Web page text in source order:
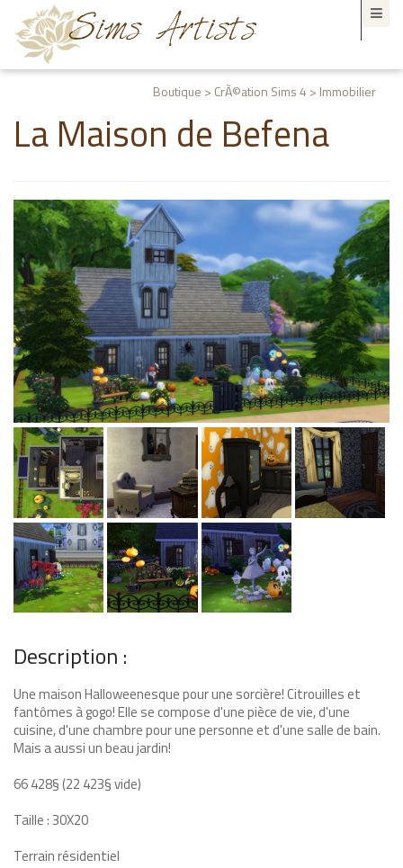
Boutique > CrÃ©ation Sims 4 > Immobilier
La Maison de Befena
Description :
Une maison Halloweenesque pour une sorcière! Citrouilles et
fantômes à gogo! Elle se compose d'une pièce de vie, d'une
cuisine, d'une chambre pour une personne et d'une salle de bain.
Mais a aussi un beau jardin!
66 428§ (22 423§ vide)
Taille : 30X20
Terrain résidentiel